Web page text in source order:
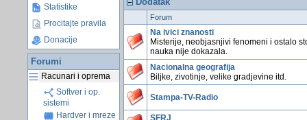
Statistike
Procitajte pravila
Donacije
Forumi
Racunari i oprema
Softver i op.
sistemi
Hardver i mreze
Forum
Na ivici znanosti
Misterije, neobjasnjivi fenomeni i ostalo
nauka nije dokazala.
Nacionalna geografija
Biljke, zivotinje, velike gradjevine itd.
Stampa-TV-Radio
SFRJ